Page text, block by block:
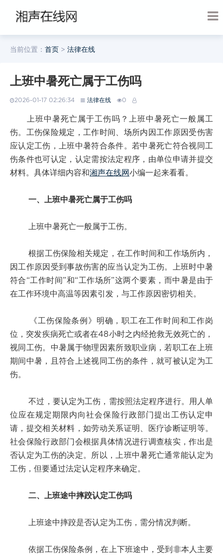
当前位置： 首页 > 法律在线
上班中暑死亡属于工伤吗
2026-01-17 02:26:34 法律在线 0
上班中暑死亡属于工伤吗？上班中暑死亡一般属工
伤。工伤保险规定，工作时间、场所内因工作原因受伤害
应认定工伤，上班中暑符合条件。若中暑死亡符合视同工
伤条件也可认定，认定需按法定程序，由单位申请并提交
材料。具体详细内容和湘声在线网小编一起来看看。
一、上班中暑死亡属于工伤吗
上班中暑死亡一般属于工伤。
根据工伤保险相关规定，在工作时间和工作场所内，
因工作原因受到事故伤害的应当认定为工伤。上班时中暑
符合“工作时间”和“工作场所”这两个要素，而中暑是由于
在工作环境中高温等因素引发，与工作原因密切相关。
《工伤保险条例》明确，职工在工作时间和工作岗
位，突发疾病死亡或者在48小时之内经抢救无效死亡的，
视同工伤。中暑属于物理因素所致职业病，若职工在上班
期间中暑，且符合上述视同工伤的条件，就可被认定为工
伤。
不过，要认定为工伤，需按照法定程序进行。用人单
位应在规定期限内向社会保险行政部门提出工伤认定申
请，提交相关材料，如劳动关系证明、医疗诊断证明等。
社会保险行政部门会根据具体情况进行调查核实，作出是
否认定为工伤的决定。所以，上班中暑死亡通常能认定为
工伤，但要通过法定认定程序来确定。
二、上班途中摔跤认定工伤吗
上班途中摔跤是否认定为工伤，需分情况判断。
依据工伤保险条例，在上下班途中，受到非本人主要